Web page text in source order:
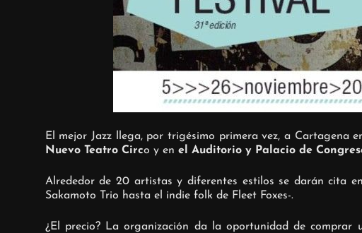
El mejor Jazz llega, por trigésimo primera vez, a Cartagena
Nuevo Teatro Circo y en el Auditorio y Palacio de
Alrededor de 20 artistas y diferentes estilos se darán cita
Sakamoto Trio hasta el indie folk de Fleet Foxes-.
¿El precio? La organización da la oportunidad de comprar